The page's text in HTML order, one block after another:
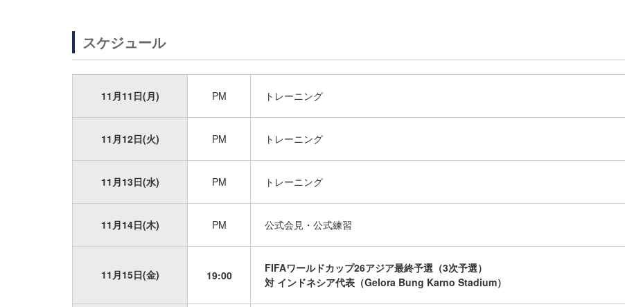
スケジュール
11月11日(月) PM トレーニング
11月12日(火) PM トレーニング
11月13日(水) PM トレーニング
11月14日(木) PM 公式会見・公式練習
11月15日(金) 19:00
FIFAワールドカップ26アジア最終予選（3次予選）
対 インドネシア代表（Gelora Bung Karno Stadium）